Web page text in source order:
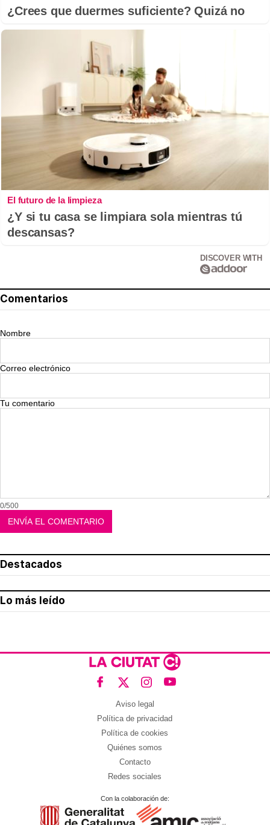
¿Crees que duermes suficiente? Quizá no
El futuro de la limpieza
¿Y si tu casa se limpiara sola mientras tú
descansas?
DISCOVER WITH
Comentarios
Nombre
Correo electrónico
Tu comentario
0/500
Destacados
Lo más leído
Aviso legal
Política de privacidad
Política de cookies
Quiénes somos
Contacto
Redes sociales
Con la colaboración de: